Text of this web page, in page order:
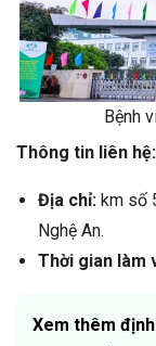
Bệnh
Thông tin liên hệ:
Địa chỉ: km số
Nghệ An.
Thời gian làm
Xem thêm